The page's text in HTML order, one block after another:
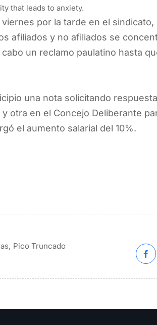
that leads to anxiety.
por la tarde en el
afiliados y no afiliados se
un reclamo paulatino hasta
una nota solicitando
otra en el Concejo Deliberante
el aumento salarial del 10%.
, Pico Truncado